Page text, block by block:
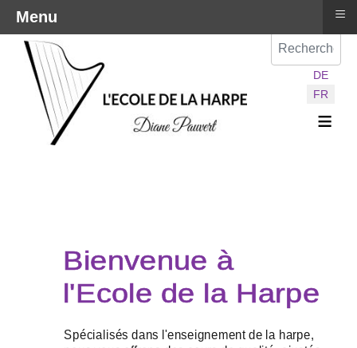
Sélectionnez
DE
FR
≡
Menu ≡